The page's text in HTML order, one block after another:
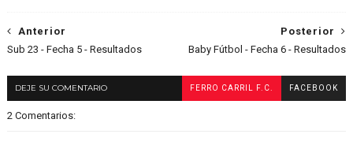
Posterior
Baby Fútbol - Fecha 6 - Resultados
Anterior
Sub 23 - Fecha 5 - Resultados
DEJE SU COMENTARIO FERRO CARRIL F.C. FACEBOOK
2 Comentarios: